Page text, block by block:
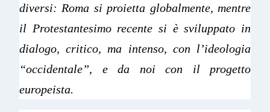
diversi: Roma si proietta globalmente, mentre
il Protestantesimo recente si è sviluppato in
dialogo, critico, ma intenso, con l’ideologia
“occidentale”, e da noi con il progetto
europeista.